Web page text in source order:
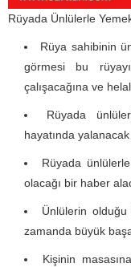
Rüyada Ünlülerle
Rüya sahibinin
görmesi bu
çalışacağına ve
Rüyada
hayatında
Rüyada
olacağı bir haber
Ünlülerin
zamanda büyük
Kişinin